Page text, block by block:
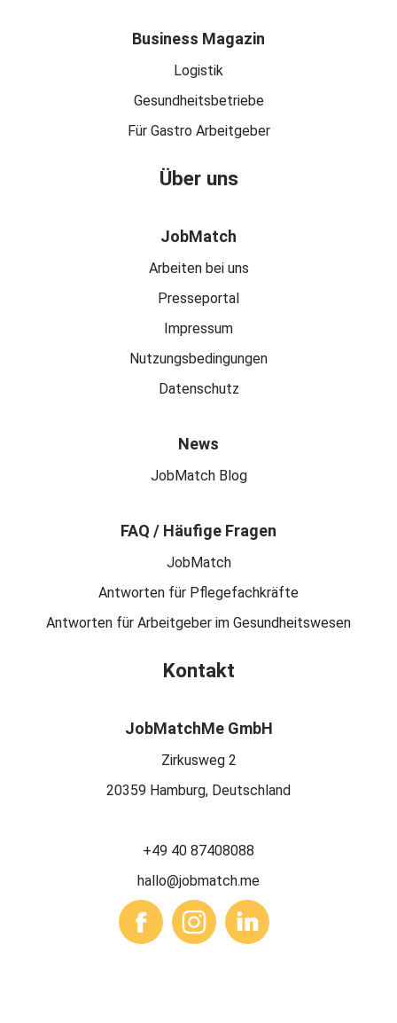
Business Magazin
Logistik
Gesundheitsbetriebe
Für Gastro Arbeitgeber
Über uns
JobMatch
Arbeiten bei uns
Presseportal
Impressum
Nutzungsbedingungen
Datenschutz
News
JobMatch Blog
FAQ / Häufige Fragen
JobMatch
Antworten für Pflegefachkräfte
Antworten für Arbeitgeber im Gesundheitswesen
Kontakt
JobMatchMe GmbH
Zirkusweg 2
20359 Hamburg, Deutschland
+49 40 87408088
hallo@jobmatch.me